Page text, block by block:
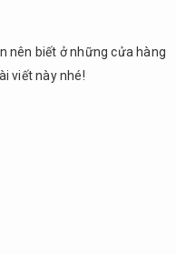
nên biết ở những cửa hàng
viết này nhé!